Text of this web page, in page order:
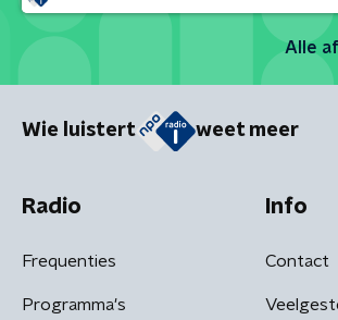
Alle
Wie luistert weet meer
Radio
Frequenties
Programma's
Info
Contact